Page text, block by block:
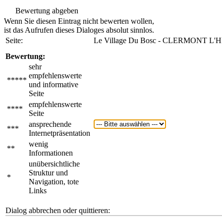
Bewertung abgeben
Wenn Sie diesen Eintrag nicht bewerten wollen,
ist das Aufrufen dieses Dialoges absolut sinnlos.
Seite:
Le Village Du Bosc - CLERMONT
Bewertung:
*****
sehr
empfehlenswerte
und informative
Seite
****
empfehlenswerte
Seite
***
ansprechende
Internetpräsentation
**
wenig
Informationen
*
unübersichtliche
Struktur und
Navigation, tote
Links
Dialog abbrechen oder quittieren: